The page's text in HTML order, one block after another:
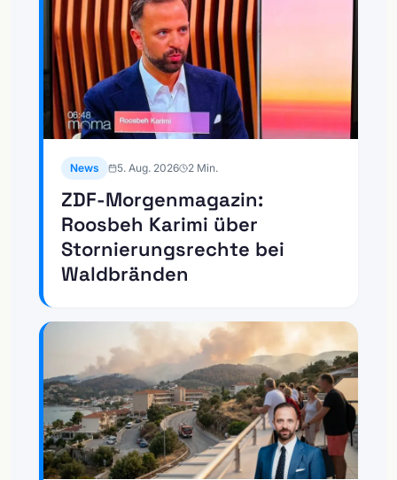
News 5. Aug. 2026 2 Min.
ZDF-Morgenmagazin:
Roosbeh Karimi über
Stornierungsrechte bei
Waldbränden